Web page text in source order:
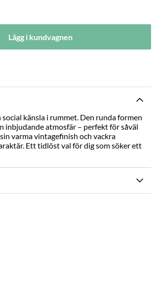
Lägg i kundvagnen
känsla i rummet. Den runda formen
inbjudande atmosfär – perfekt för såväl
varma vintagefinish och vackra
Ett tidlöst val för dig som söker ett